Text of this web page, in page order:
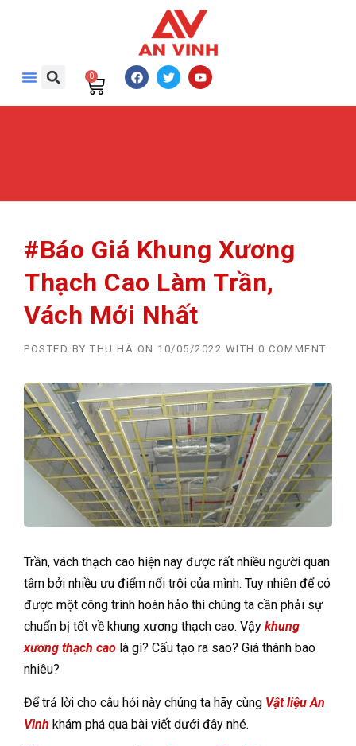
0
#Báo Giá Khung Xương
Thạch Cao Làm Trần,
Vách Mới Nhất
POSTED BY THU HÀ ON 10/05/2022 WITH 0 COMMENT
Trần, vách thạch cao hiện nay được rất nhiều người quan
tâm bởi nhiều ưu điểm nổi trội của mình. Tuy nhiên để có
được một công trình hoàn hảo thì chúng ta cần phải sự
chuẩn bị tốt về khung xương thạch cao. Vậy khung
xương thạch cao là gì? Cấu tạo ra sao? Giá thành bao
nhiêu?
Để trả lời cho câu hỏi này chúng ta hãy cùng Vật liệu An
Vinh khám phá qua bài viết dưới đây nhé.